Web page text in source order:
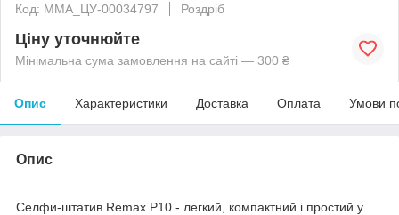
Код: MMA_ЦУ-00034797
Роздріб
Ціну уточнюйте
Мінімальна сума замовлення на сайті — 300 ₴
Опис Характеристики Доставка Оплата Умови
Опис
Селфи-штатив Remax P10 - легкий, компактний і простий у